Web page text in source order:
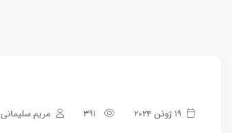
19 ژوئن 2024 مریم سلیمانی